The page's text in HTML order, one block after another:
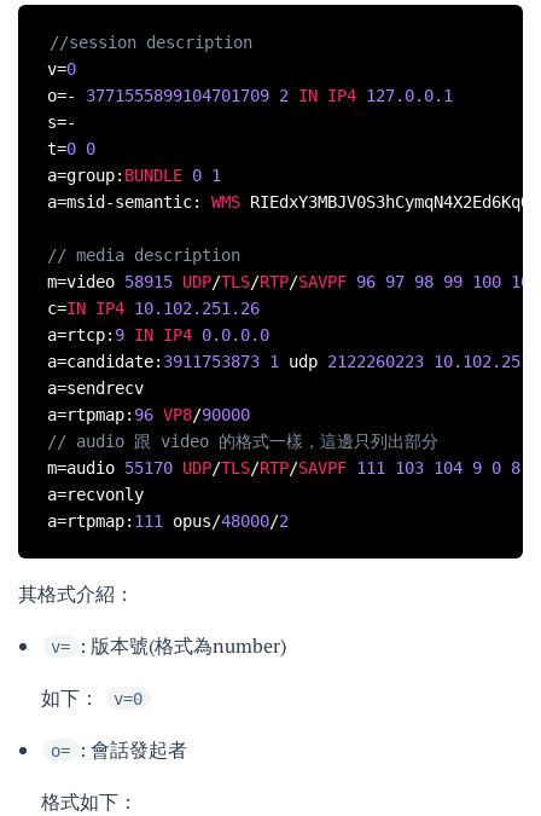
//session description
v=0
o=- 3771555899104701709 2 IN IP4 127.0.0.1
s=-
t=0 0
a=group: BUNDLE 0 1
a=msid-semantic: WMS
// media description
m=video 58915 UDP/TLS/RTP/SAVPF 96 97 98 99 100 101
c=IN IP4 10.102.251 .26
a=rtcp: 9 IN IP4 0.0.0.0
a=candidate: 3911753873 1 udp 2122260223 10.102.251
a=sendrecv
a=rtpmap: 96 VP8/90000
// audio 跟 video 的格式一樣，這邊只列出部分
m=audio 55170 UDP/TLS/RTP/SAVPF 111 103 104 9 0 8
a=recvonly
a=rtpmap: 111 opus/48000/2
其格式介紹：
v=
: 版本號(格式為number)
如下：
v=0
o=
: 會話發起者
格式如下：